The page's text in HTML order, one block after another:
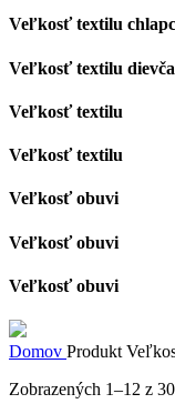
Veľkosť textilu
Veľkosť textilu
Veľkosť textilu
Veľkosť textilu
Veľkosť obuvi
Veľkosť obuvi
Veľkosť obuvi
Domov Produkt
Zobrazených 1–12 z